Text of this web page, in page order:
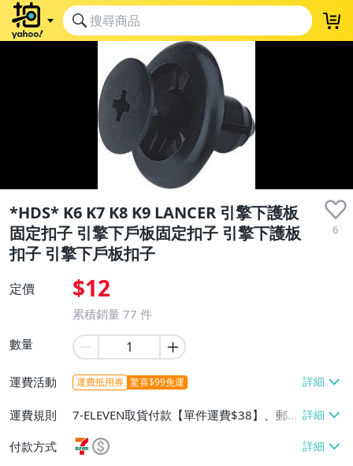
*HDS* K6 K7 K8 K9 LANCER 引擎下護板
固定扣子 引擎下戶板固定扣子 引擎下護板
扣子 引擎下戶板扣子
6
定價 $12
累積銷量 77 件
數量
運費活動 運費抵用券 驚喜$99免運
運費規則
7-ELEVEN取貨付款【單件運費$38】、郵局
掛號【單件運費$30】、面交/自取/不寄送
【免運費】
付款方式